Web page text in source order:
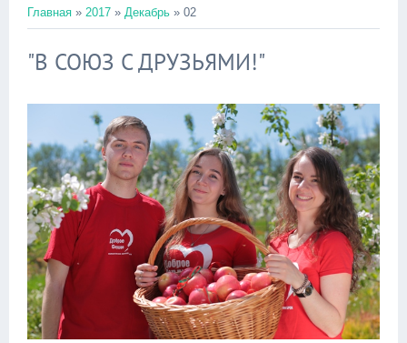
Главная » 2017 » Декабрь » 02
"В СОЮЗ С ДРУЗЬЯМИ!"